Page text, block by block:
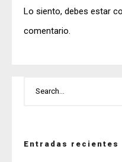
Lo siento, debes estar
comentario.
Entradas recientes